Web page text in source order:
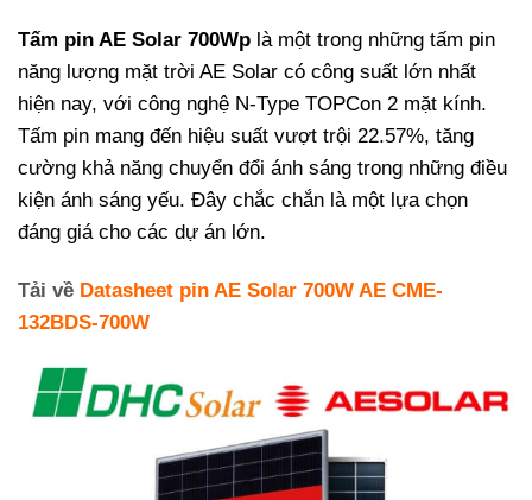
Tấm pin AE Solar 700Wp là một trong những tấm pin
năng lượng mặt trời AE Solar có công suất lớn nhất
hiện nay, với công nghệ N-Type TOPCon 2 mặt kính.
Tấm pin mang đến hiệu suất vượt trội 22.57%, tăng
cường khả năng chuyển đổi ánh sáng trong những điều
kiện ánh sáng yếu. Đây chắc chắn là một lựa chọn
đáng giá cho các dự án lớn.
Tải về Datasheet pin AE Solar 700W AE CME-
132BDS-700W